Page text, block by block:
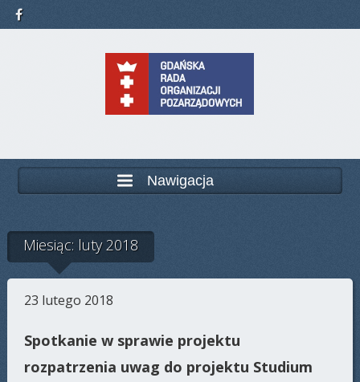
Nawigacja
Miesiąc: luty 2018
23 lutego 2018
Spotkanie w sprawie projektu
rozpatrzenia uwag do projektu Studium